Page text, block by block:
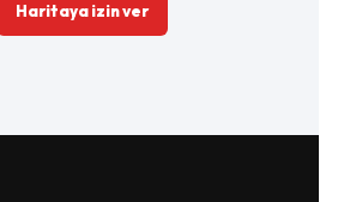
Haritaya izin ver